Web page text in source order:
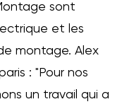
sont
et les
montage. Alex
: "Pour nos
un travail qui a